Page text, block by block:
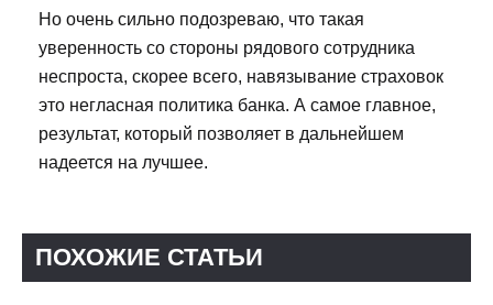
Но очень сильно подозреваю, что такая
уверенность со стороны рядового сотрудника
неспроста, скорее всего, навязывание страховок
это негласная политика банка. А самое главное,
результат, который позволяет в дальнейшем
надеется на лучшее.
ПОХОЖИЕ СТАТЬИ